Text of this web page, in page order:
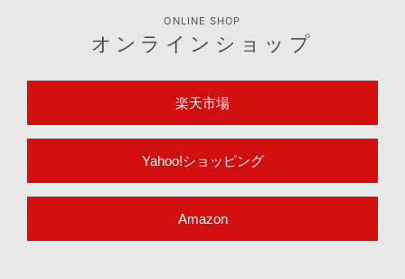
ONLINE SHOP
オンラインショップ
楽天市場
Yahoo!ショッピング
Amazon